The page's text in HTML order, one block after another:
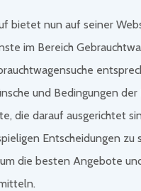
bietet nun auf seiner
im Bereich
und Bedingungen der
die darauf ausgerichtet
Entscheidungen zu
die besten Angebote